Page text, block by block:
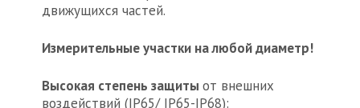
движущихся частей.
Измерительные участки на любой диаметр!
Высокая степень защитыот внешних
воздействий (IP65/ IP65-IP68):